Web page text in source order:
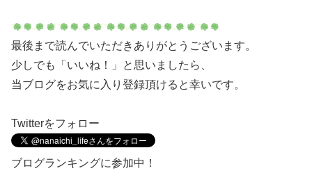
最後まで読んでいただきありがとうございます。
少しでも「いいね！」と思いましたら、
当ブログをお気に入り登録頂けると幸いです。
Twitterをフォロー
ブログランキングに参加中！